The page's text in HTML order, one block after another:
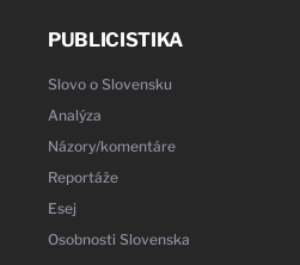
PUBLICISTIKA
Slovo o Slovensku
Analýza
Názory/komentáre
Reportáže
Esej
Osobnosti Slovenska